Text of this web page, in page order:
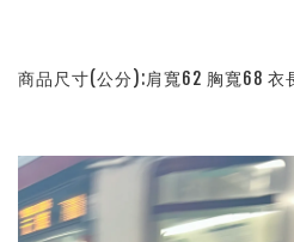
商品尺寸(公分):肩寬62 胸寬68 衣